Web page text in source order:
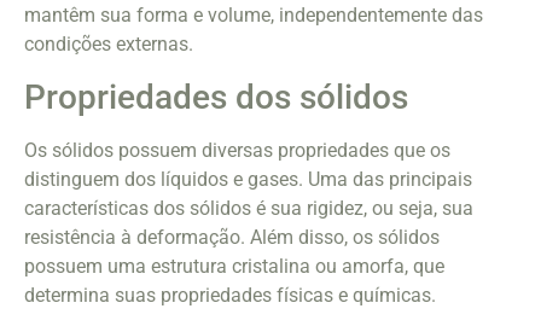
mantêm sua forma e volume, independentemente das
condições externas.
Propriedades dos sólidos
Os sólidos possuem diversas propriedades que os
distinguem dos líquidos e gases. Uma das principais
características dos sólidos é sua rigidez, ou seja, sua
resistência à deformação. Além disso, os sólidos
possuem uma estrutura cristalina ou amorfa, que
determina suas propriedades físicas e químicas.